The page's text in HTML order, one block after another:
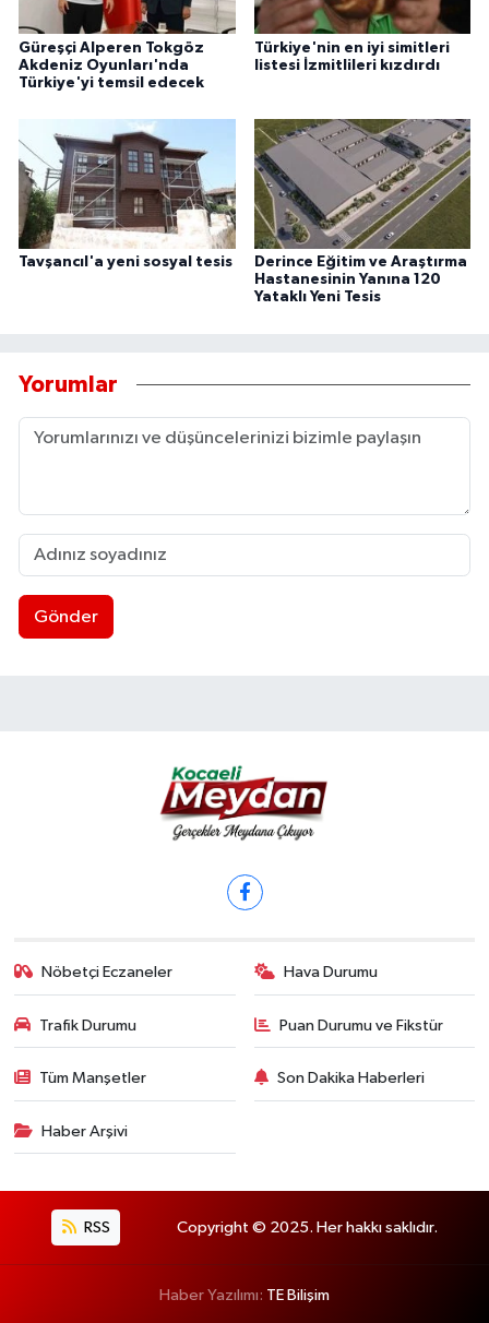
Güreşçi Alperen Tokgöz
Akdeniz Oyunları'nda
Türkiye'yi temsil edecek
Türkiye'nin en iyi simitleri
listesi İzmitlileri kızdırdı
Tavşancıl'a yeni sosyal tesis
Derince Eğitim ve Araştırma
Hastanesinin Yanına 120
Yataklı Yeni Tesis
Yorumlar
Gönder
Nöbetçi Eczaneler Hava Durumu
Trafik Durumu Puan Durumu ve Fikstür
Tüm Manşetler Son Dakika Haberleri
Haber Arşivi
RSS Copyright © 2025. Her hakkı saklıdır.
Haber Yazılımı: TE Bilişim